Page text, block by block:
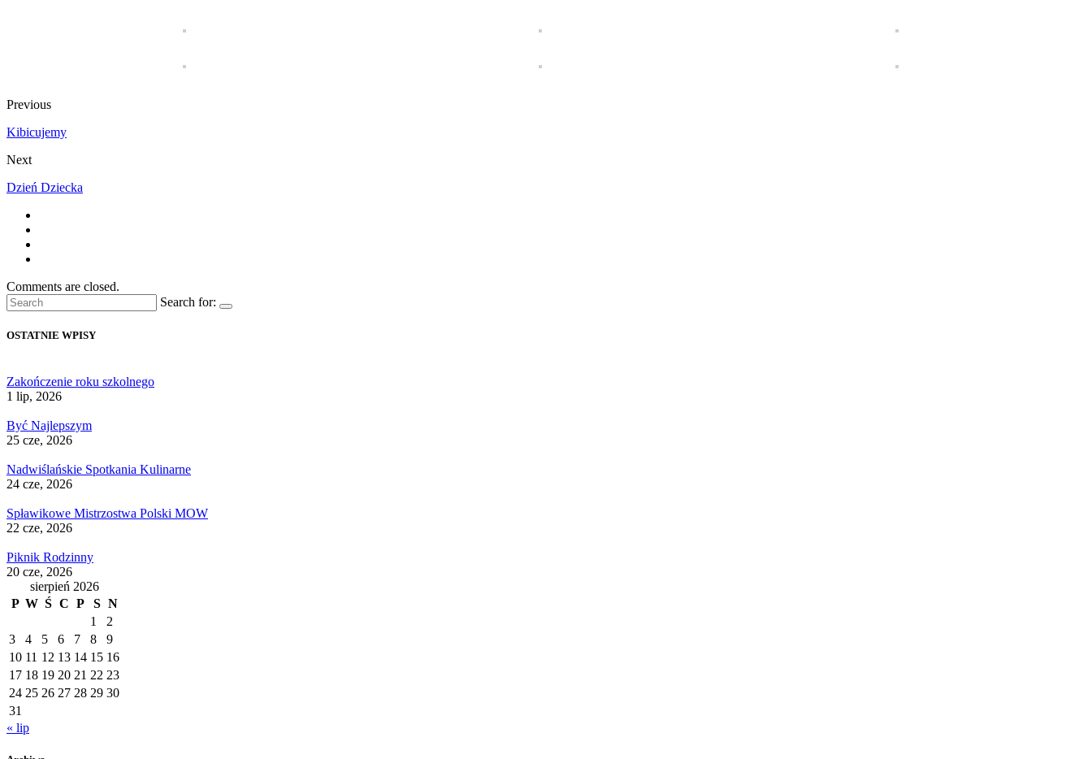
Previous
Kibicujemy
Next
Dzień Dziecka
Comments are closed.
Search for:
OSTATNIE WPISY
Zakończenie roku szkolnego
1 lip, 2026
Być Najlepszym
25 cze, 2026
Nadwiślańskie Spotkania Kulinarne
24 cze, 2026
Spławikowe Mistrzostwa Polski MOW
22 cze, 2026
Piknik Rodzinny
20 cze, 2026
sierpień 2026
P W Ś C P S N
1
2
3
4 5 6 7 8
9
10 11 12 13 14 15 16
17 18 19 20 21 22 23
24 25 26 27 28 29 30
31
« lip